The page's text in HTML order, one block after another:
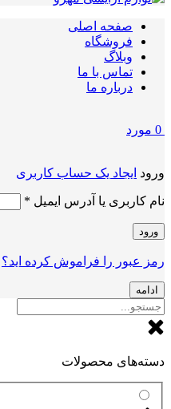
صفحه اصلی
فروشگاه
وبلاگ
تماس با ما
درباره ما
0 مورد
ورود ایجاد یک حساب کاربری
نام کاربری یا آدرس ایمیل *
ورود
رمز عبور را فراموش کرده اید؟
ادامه
دسته‌های محصولات